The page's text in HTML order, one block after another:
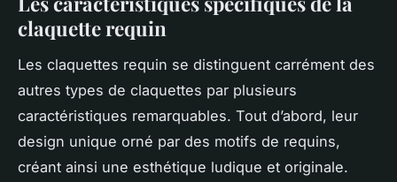
claquette requin
Les claquettes requin se distinguent carrément des
autres types de claquettes par plusieurs
caractéristiques remarquables. Tout d’abord, leur
design unique orné par des motifs de requins,
créant ainsi une esthétique ludique et originale.